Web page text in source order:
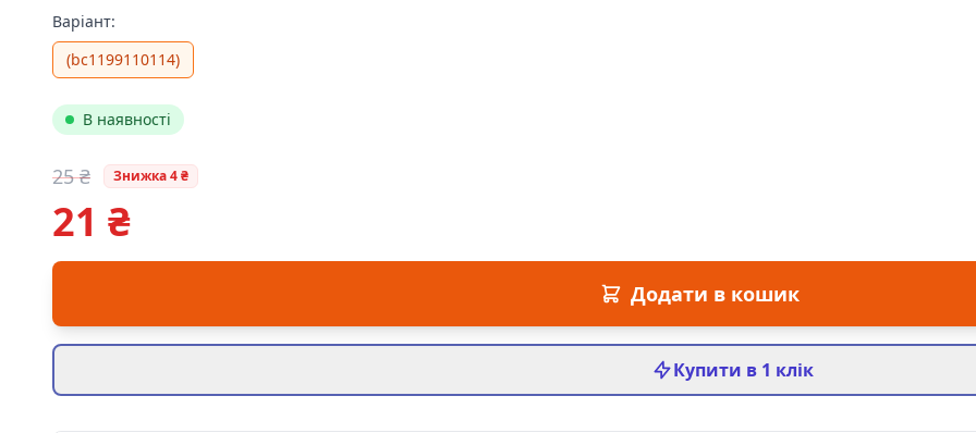
Варіант:
(bc1199110114)
В наявності
25 ₴ Знижка 4 ₴
Цена:
21 ₴
Додати в кошик
Купити в 1 клік